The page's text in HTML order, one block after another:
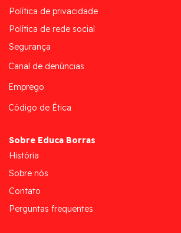
Política de privacidade
Política de rede social
Segurança
Canal de denúncias
Emprego
Código de Ética
Sobre Educa Borras
História
Sobre nós
Contato
Perguntas frequentes